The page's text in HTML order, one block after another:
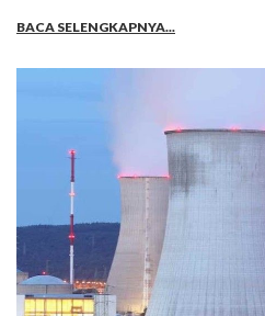
BACA SELENGKAPNYA...